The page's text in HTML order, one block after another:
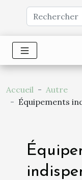
Accueil
Autre
Équipements